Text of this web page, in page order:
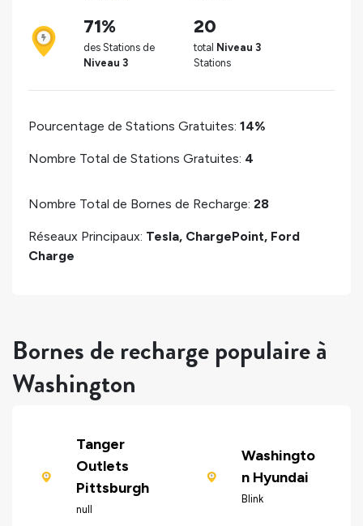
71%
des Stations de
Niveau 3
20
total Niveau 3
Stations
Pourcentage de Stations Gratuites: 14%
Nombre Total de Stations Gratuites: 4
Nombre Total de Bornes de Recharge: 28
Réseaux Principaux: Tesla, ChargePoint, Ford
Charge
Bornes de recharge populaire à
Washington
Tanger
Outlets
Pittsburgh
null
Washingto
n Hyundai
Blink